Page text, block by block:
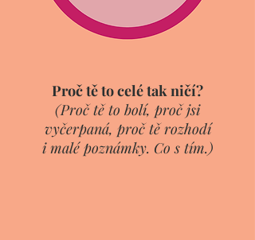
Proč tě to celé tak ničí?
(Proč tě to bolí, proč jsi
vyčerpaná, proč tě rozhodí
i malé poznámky. Co s tím.)